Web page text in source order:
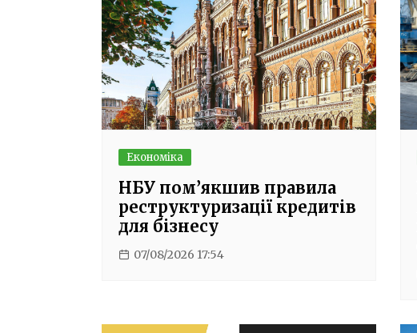
Економіка
НБУ пом’якшив правила
реструктуризації кредитів
для бізнесу
07/08/2026 17:54